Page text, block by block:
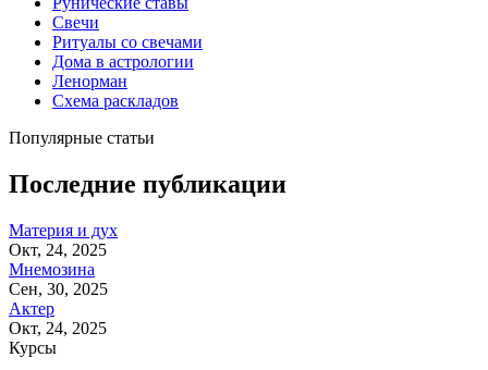
Свечи
Ритуалы со свечами
Дома в астрологии
Ленорман
Схема раскладов
Популярные статьи
Последние публикации
Материя и дух
Окт, 24, 2025
Мнемозина
Сен, 30, 2025
Актер
Окт, 24, 2025
Курсы